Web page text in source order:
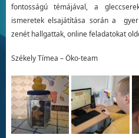
fontosságú témájával, a
ismeretek elsajátítása során a
zenét hallgattak, online feladatokat
Székely Tímea – Öko-team